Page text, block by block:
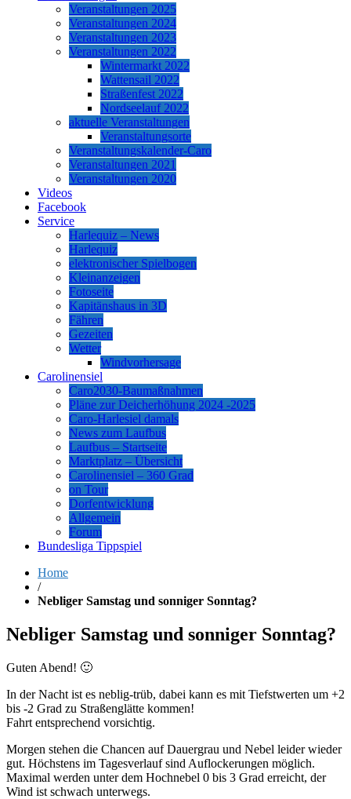
Veranstaltungen 2025
Veranstaltungen 2024
Veranstaltungen 2023
Veranstaltungen 2022
Wintermarkt 2022
Wattensail 2022
Straßenfest 2022
Nordseelauf 2022
aktuelle Veranstaltungen
Veranstaltungsorte
Veranstaltungskalender-Caro
Veranstaltungen 2021
Veranstaltungen 2020
Videos
Facebook
Service
Harlequiz – News
Harlequiz
elektronischer Spielbogen
Kleinanzeigen
Fotoseite
Kapitänshaus in 3D
Fähren
Gezeiten
Wetter
Windvorhersage
Carolinensiel
Caro2030-Baumaßnahmen
Pläne zur Deicherhöhung 2024 -2025
Caro-Harlesiel damals
News zum Laufbus
Laufbus – Startseite
Marktplatz – Übersicht
Carolinensiel – 360 Grad
on Tour
Dorfentwicklung
Allgemein
Forum
Bundesliga Tippspiel
Home
/
Nebliger Samstag und sonniger Sonntag?
Nebliger Samstag und sonniger Sonntag?
Guten Abend! 🙂
In der Nacht ist es neblig-trüb, dabei kann es mit Tiefstwerten um +2
bis -2 Grad zu Straßenglätte kommen!
Fahrt entsprechend vorsichtig.
Morgen stehen die Chancen auf Dauergrau und Nebel leider wieder
gut. Höchstens im Tagesverlauf sind Auflockerungen möglich.
Maximal werden unter dem Hochnebel 0 bis 3 Grad erreicht, der
Wind ist schwach unterwegs.